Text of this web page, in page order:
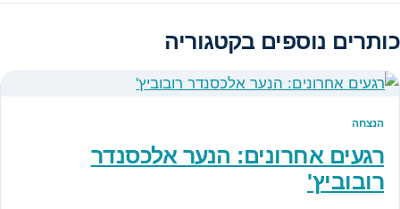
כותרים נוספים בקטגוריה
הנצחה
רגעים אחרונים: הנער אלכסנדר
רובוביץ'